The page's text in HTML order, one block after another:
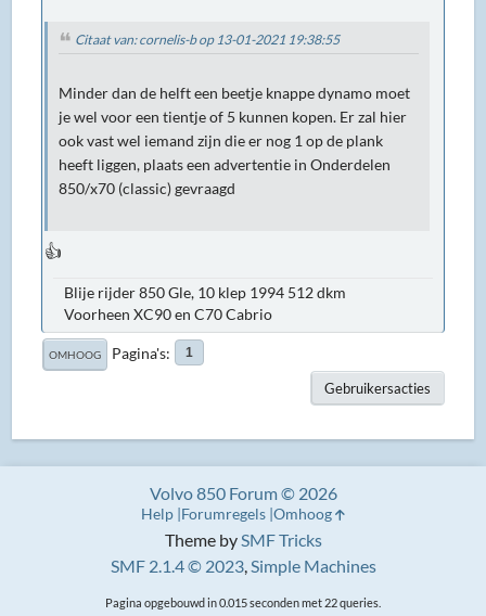
Citaat van: cornelis-b op 13-01-2021 19:38:55
Minder dan de helft een beetje knappe dynamo moet
je wel voor een tientje of 5 kunnen kopen. Er zal hier
ook vast wel iemand zijn die er nog 1 op de plank
heeft liggen, plaats een advertentie in Onderdelen
850/x70 (classic) gevraagd
👍
Blije rijder 850 Gle, 10 klep 1994 512 dkm
Voorheen XC90 en C70 Cabrio
OMHOOG Pagina's 1
Gebruikersacties
Theme bySMF Tricks
SMF 2.1.4 © 2023,Simple Machines
Volvo 850 Forum © 2026
Help Forumregels Omhoog
Pagina opgebouwd in 0.015 seconden met 22 queries.